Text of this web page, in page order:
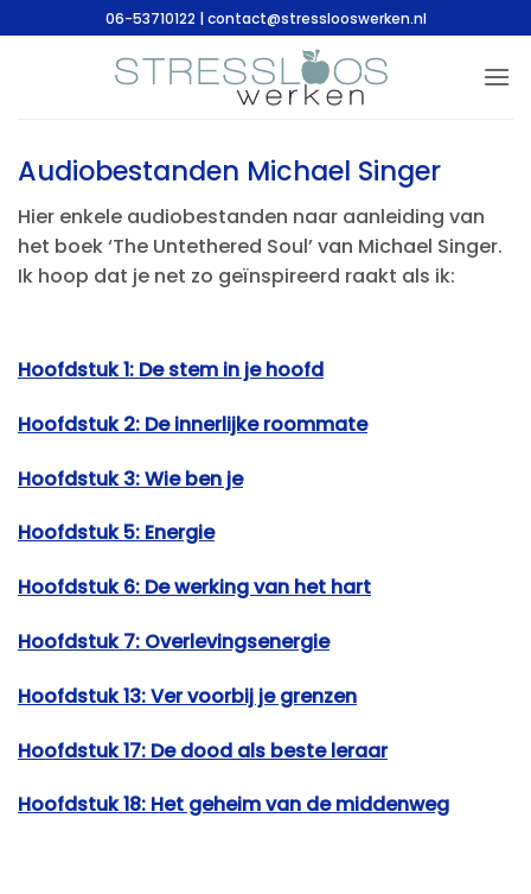
naar
06-53710122 | contact@stresslooswerken.nl
Audiobestanden Michael Singer
Hier enkele audiobestanden naar aanleiding van
het boek ‘The Untethered Soul’ van Michael Singer.
Ik hoop dat je net zo geïnspireerd raakt als ik:
Hoofdstuk 1: De stem in je hoofd
Hoofdstuk 2: De innerlijke roommate
Hoofdstuk 3: Wie ben je
Hoofdstuk 5: Energie
Hoofdstuk 6: De werking van het hart
Hoofdstuk 7: Overlevingsenergie
Hoofdstuk 13: Ver voorbij je grenzen
Hoofdstuk 17: De dood als beste leraar
Hoofdstuk 18: Het geheim van de middenweg